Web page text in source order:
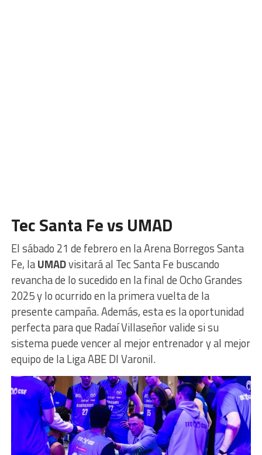
Tec Santa Fe vs UMAD
El sábado 21 de febrero en la Arena Borregos Santa
Fe, laUMADvisitará al Tec Santa Fe buscando
revancha de lo sucedido en la final de Ocho Grandes
2025 y lo ocurrido en la primera vuelta de la
presente campaña. Además, esta es la oportunidad
perfecta para que Radaí Villaseñor valide si su
sistema puede vencer al mejor entrenador y al mejor
equipo de la Liga ABE DI Varonil.